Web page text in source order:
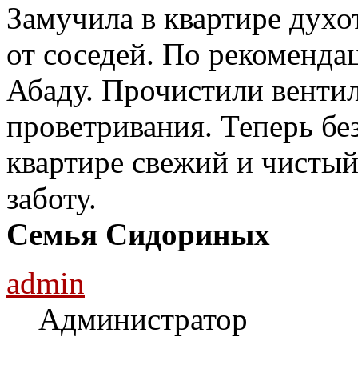
Замучила в квартире
от соседей. По
Абаду. Прочистили
проветривания. Теперь
квартире свежий и
заботу.
Семья Сидориных
admin
Администратор